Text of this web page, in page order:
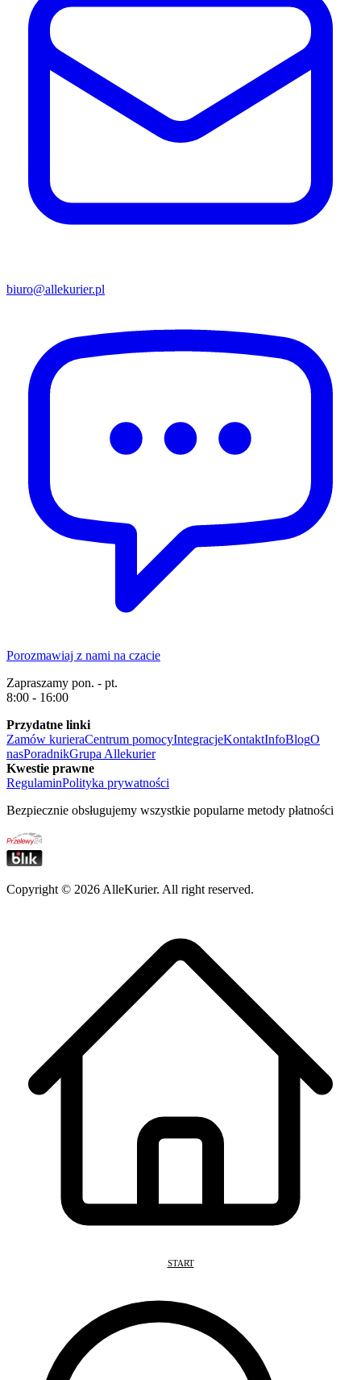
biuro@allekurier.pl
Porozmawiaj z nami na czacie
Zapraszamy pon. - pt.
8:00 - 16:00
Przydatne linki
Zamów kurieraCentrum pomocyIntegracjeKontaktInfoBlogO
nasPoradnikGrupa Allekurier
Kwestie prawne
RegulaminPolityka prywatności
Bezpiecznie obsługujemy wszystkie popularne metody płatności
Copyright © 2026 AlleKurier. All right reserved.
START